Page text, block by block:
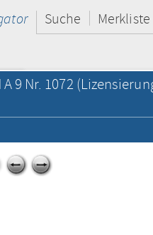
Suche Merkliste
9 Nr. 1072